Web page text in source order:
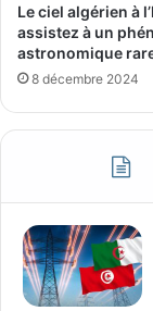
Le ciel algérien à
assistez à un
astronomique
8 décembre 2024